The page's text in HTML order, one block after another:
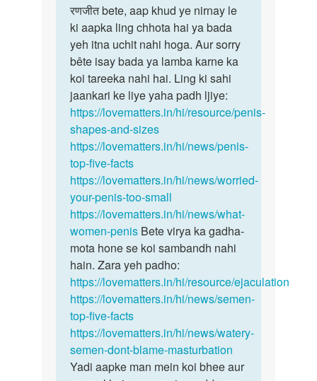
to
Mera
ling
chhota
hai
is…
by
रणजीत
रणजीत
bete,
aap
khud
ye…
रणजीत bete, aap khud ye nirnay le
ki aapka ling chhota hai ya bada
yeh itna uchit nahi hoga. Aur sorry
bête isay bada ya lamba karne ka
koi tareeka nahi hai. Ling ki sahi
jaankari ke liye yaha padh ljiye:
https://lovematters.in/hi/resource/penis-
shapes-and-sizes
https://lovematters.in/hi/news/penis-
top-five-facts
https://lovematters.in/hi/news/worried-
your-penis-too-small
https://lovematters.in/hi/news/what-
women-penis Bete virya ka gadha-
mota hone se koi sambandh nahi
hain. Zara yeh padho:
https://lovematters.in/hi/resource/ejaculation
https://lovematters.in/hi/news/semen-
top-five-facts
https://lovematters.in/hi/news/watery-
semen-dont-blame-masturbation
Yadi aapke man mein koi bhee aur